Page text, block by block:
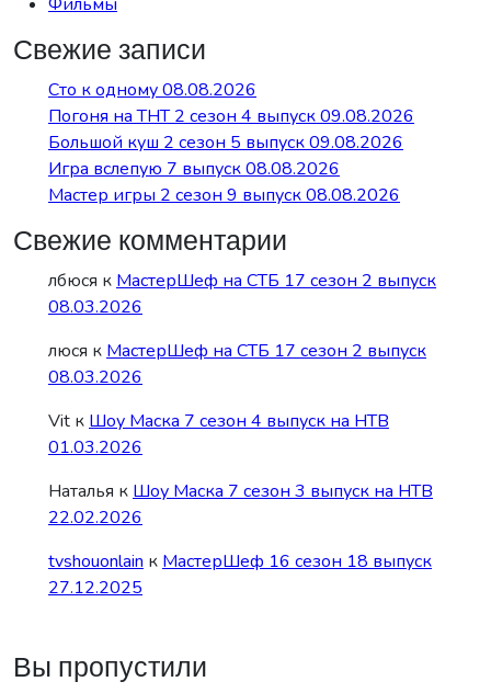
Свежие записи
Сто к одному 08.08.2026
Погоня на ТНТ 2 сезон 4 выпуск 09.08.2026
Большой куш 2 сезон 5 выпуск 09.08.2026
Игра вслепую 7 выпуск 08.08.2026
Мастер игры 2 сезон 9 выпуск 08.08.2026
Свежие комментарии
лбюся к МастерШеф на СТБ 17 сезон 2 выпуск
08.03.2026
люся к МастерШеф на СТБ 17 сезон 2 выпуск
08.03.2026
Vit к Шоу Маска 7 сезон 4 выпуск на НТВ
01.03.2026
Наталья к Шоу Маска 7 сезон 3 выпуск на НТВ
22.02.2026
tvshouonlain к МастерШеф 16 сезон 18 выпуск
27.12.2025
Вы пропустили